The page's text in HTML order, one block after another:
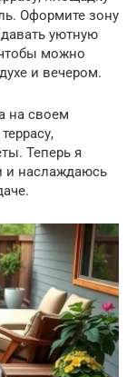
Оформите зону
уютную
можно
и вечером.
на своем
Теперь я
и наслаждаюсь